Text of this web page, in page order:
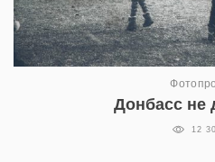
Донбасс не
12